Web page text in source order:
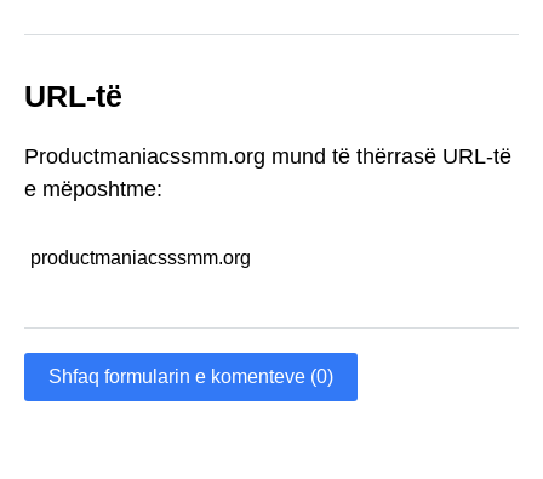
URL-të
Productmaniacssmm.org mund të thërrasë URL-të
e mëposhtme:
productmaniacsssmm.org
Shfaq formularin e komenteve (0)